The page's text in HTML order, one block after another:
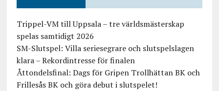
Trippel-VM till Uppsala – tre världsmästerskap
spelas samtidigt 2026
SM-Slutspel: Villa seriesegrare och slutspelslagen
klara – Rekordintresse för finalen
Åttondelsfinal: Dags för Gripen Trollhättan BK och
Frillesås BK och göra debut i slutspelet!